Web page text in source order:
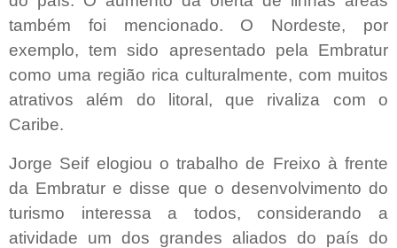
também foi mencionado. O Nordeste, por
exemplo, tem sido apresentado pela Embratur
como uma região rica culturalmente, com muitos
atrativos além do litoral, que rivaliza com o
Caribe.
Jorge Seif elogiou o trabalho de Freixo à frente
da Embratur e disse que o desenvolvimento do
turismo interessa a todos, considerando a
atividade um dos grandes aliados do país do